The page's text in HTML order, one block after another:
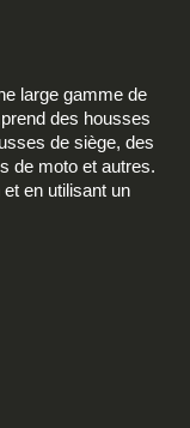
large gamme de
des housses
de siège, des
de moto et autres.
en utilisant un